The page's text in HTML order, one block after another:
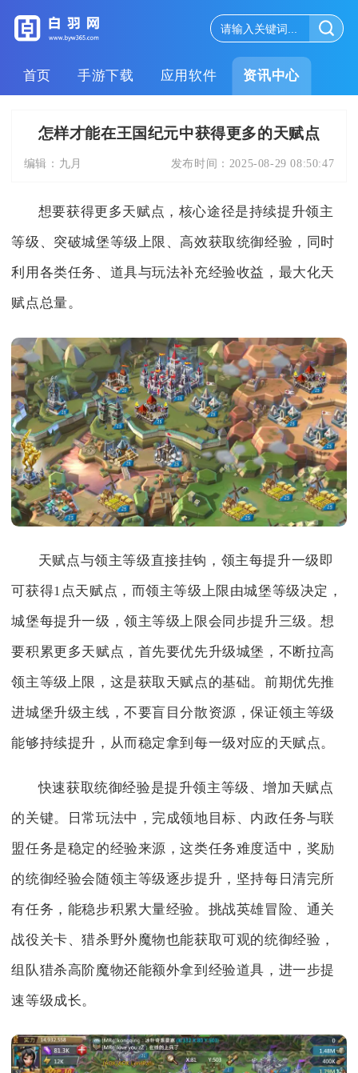
首页 手游下载 应用软件 资讯中心
怎样才能在王国纪元中获得更多的天赋点
编辑： 九月 发布时间： 2025-08-29 08:50:47
想要获得更多天赋点，核心途径是持续提升领主
等级、突破城堡等级上限、高效获取统御经验，同时
利用各类任务、道具与玩法补充经验收益，最大化天
赋点总量。
天赋点与领主等级直接挂钩，领主每提升一级即
可获得1点天赋点，而领主等级上限由城堡等级决定，
城堡每提升一级，领主等级上限会同步提升三级。想
要积累更多天赋点，首先要优先升级城堡，不断拉高
领主等级上限，这是获取天赋点的基础。前期优先推
进城堡升级主线，不要盲目分散资源，保证领主等级
能够持续提升，从而稳定拿到每一级对应的天赋点。
快速获取统御经验是提升领主等级、增加天赋点
的关键。日常玩法中，完成领地目标、内政任务与联
盟任务是稳定的经验来源，这类任务难度适中，奖励
的统御经验会随领主等级逐步提升，坚持每日清完所
有任务，能稳步积累大量经验。挑战英雄冒险、通关
战役关卡、猎杀野外魔物也能获取可观的统御经验，
组队猎杀高阶魔物还能额外拿到经验道具，进一步提
速等级成长。